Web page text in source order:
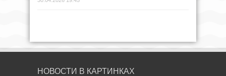
НОВОСТИ В КАРТИНКАХ